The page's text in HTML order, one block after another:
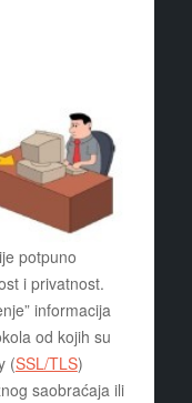
potpuno
i privatnost.
informacija
od kojih su
(SSL/TLS)
saobraćaja ili